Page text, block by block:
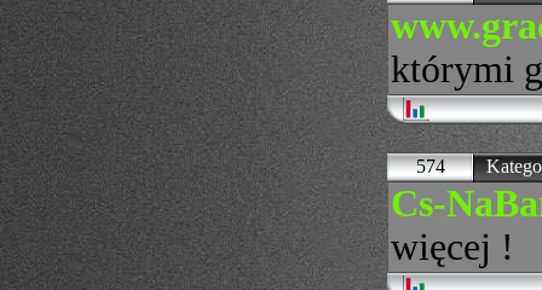
którymi
574
Cs-
więcej !